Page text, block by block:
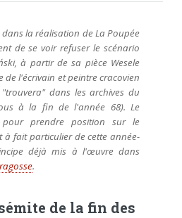
dans la réalisation deLa Poupée
de se voir refuser le scénario
à partir de sa pièce Wesele
de l'écrivain et peintre cracovien
dans les archives du
à la fin de l'année 68). Le
prendre position sur le
à fait particulier de cette année-
déjà mis à l'œuvre dans
.
de la fin des